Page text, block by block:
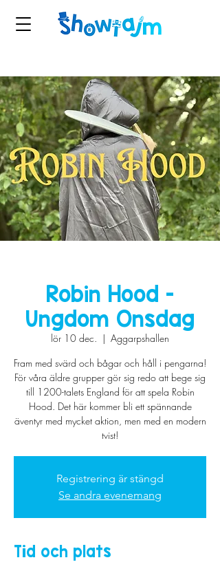
Robin Hood -
Ungdom Onsdag
lör 10 dec.
  |
Aggarpshallen
Fram med svärd och bågar och håll i pengarna!
För våra äldre grupper gör sig redo att bege sig
till 1200-talets England för att spela Robin
Hood. Det här kommer bli ett spännande
äventyr med mycket aktion, men med en modern
tvist!
Registrering är stängd
Se andra evenemang
Tid och plats